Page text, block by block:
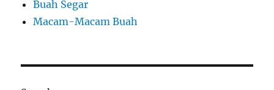
Buah Segar
Macam-Macam Buah